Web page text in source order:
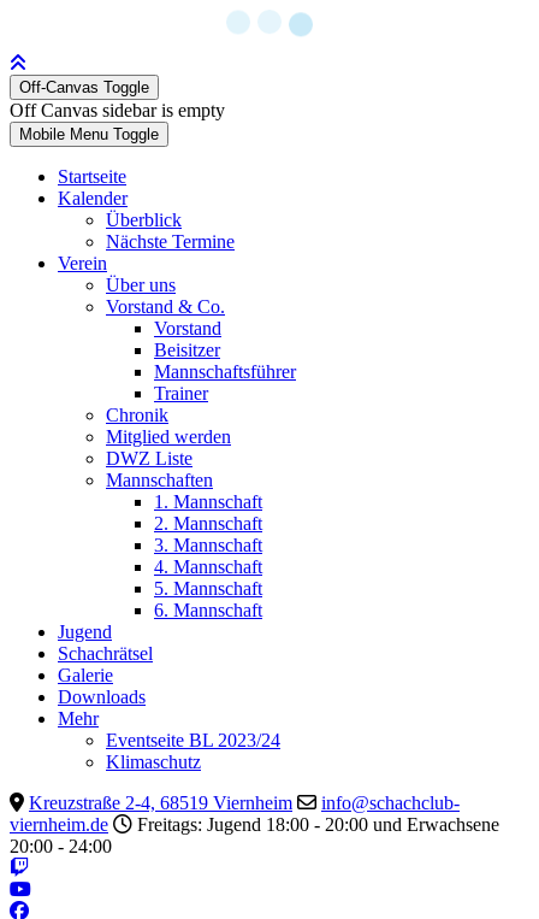
Off-Canvas Toggle
Off Canvas sidebar is empty
Mobile Menu Toggle
Startseite
Kalender
Überblick
Nächste Termine
Verein
Über uns
Vorstand & Co.
Vorstand
Beisitzer
Mannschaftsführer
Trainer
Chronik
Mitglied werden
DWZ Liste
Mannschaften
1. Mannschaft
2. Mannschaft
3. Mannschaft
4. Mannschaft
5. Mannschaft
6. Mannschaft
Jugend
Schachrätsel
Galerie
Downloads
Mehr
Eventseite BL 2023/24
Klimaschutz
Kreuzstraße 2-4, 68519 Viernheim
info@schachclub-
viernheim.de
Freitags: Jugend 18:00 - 20:00 und Erwachsene
20:00 - 24:00